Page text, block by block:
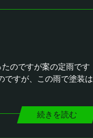
のですが案の定雨です
ですが、この雨で塗装は
続きを読む